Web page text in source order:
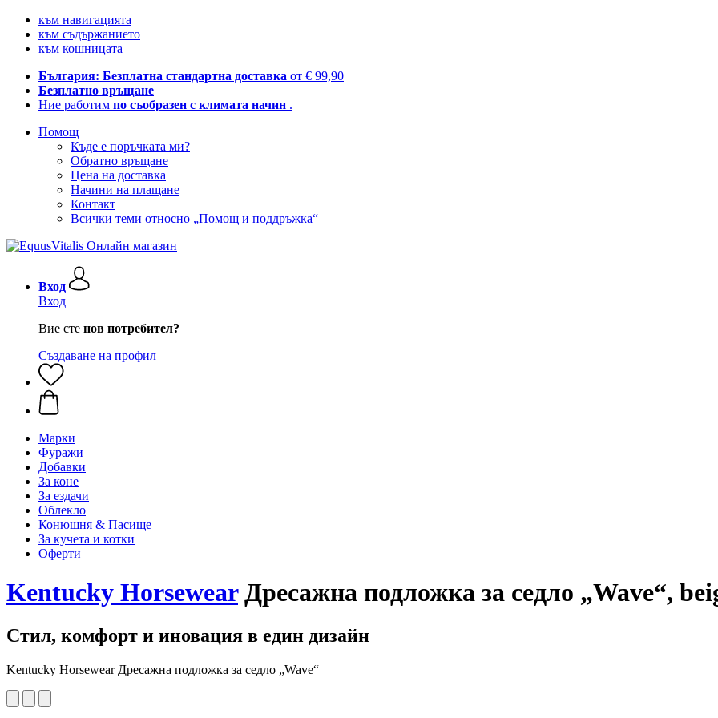
към навигацията
към съдържанието
към кошницата
България: Безплатна стандартна доставка от € 99,90
Безплатно връщане
Ние работим по съобразен с климата начин .
Помощ
Къде е поръчката ми?
Обратно връщане
Цена на доставка
Начини на плащане
Контакт
Всички теми относно „Помощ и поддръжка“
Вход
Вход
Вие сте нов потребител?
Създаване на профил
Марки
Фуражи
Добавки
За коне
За ездачи
Облекло
Конюшня & Пасище
За кучета и котки
Оферти
Kentucky HorsewearДресажна подложка за седло „Wave“,
Стил, комфорт и иновация в един дизайн
Kentucky Horsewear Дресажна подложка за седло „Wave“